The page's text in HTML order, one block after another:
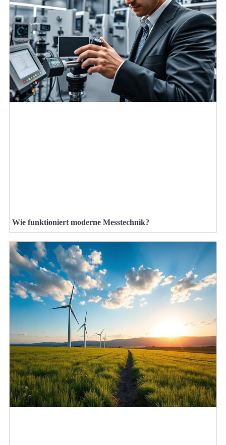
Wie funktioniert moderne Messtechnik?